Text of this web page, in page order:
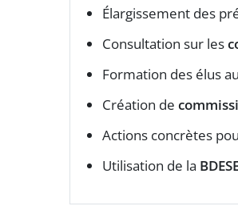
Élargissement des
Consultation sur les
Formation des élus
Création de
Actions concrètes
Utilisation de la